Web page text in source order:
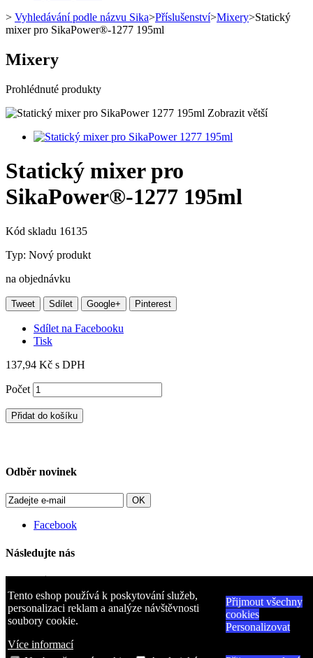
Tento eshop používá k poskytování služeb,
personalizaci reklam a analýze návštěvnosti
soubory cookie.
Více informací
Přijmout všechny
cookies
Personalizovat
> Vyhledávání podle názvu Sika>Příslušenství>Mixery>Statický
mixer pro SikaPower®-1277 195ml
Mixery
Prohlédnuté produkty
Zobrazit větší
Statický mixer pro
SikaPower®-1277 195ml
Kód skladu 16135
Typ: Nový produkt
na objednávku
Tweet Sdílet Google+ Pinterest
Sdílet na Facebooku
Tisk
137,94 Kč s DPH
Počet
Přidat do košíku
Odběr novinek
OK
Facebook
Následujte nás
Kategorie
Informace